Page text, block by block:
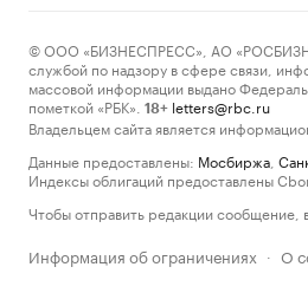
© ООО «БИЗНЕСПРЕСС», АО
службой по надзору в сфере связи,
массовой информации выдано
пометкой «РБК».
18+ letters@rbc.ru
Владельцем сайта является
Данные предоставлены: Мосбиржа
Индексы облигаций предоставлены
Чтобы отправить редакции сообщение,
Информация об ограничениях · О